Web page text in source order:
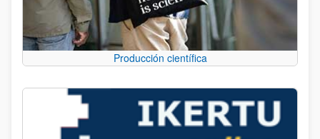
Producción científica